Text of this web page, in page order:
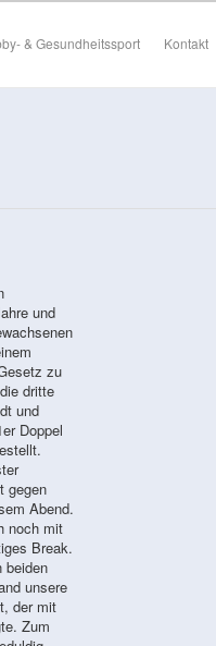
& Gesundheitssport Kontakt
und
zu
dritte
und
Doppel
gegen
Abend.
noch mit
Break.
beiden
unsere
der mit
Zum